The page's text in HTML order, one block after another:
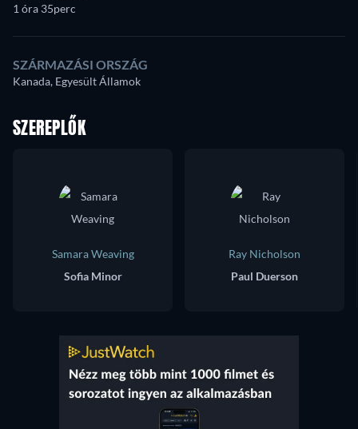
1 óra 35perc
SZÁRMAZÁSI ORSZÁG
Kanada, Egyesült Államok
SZEREPLŐK
Samara Weaving
Sofia Minor
Ray Nicholson
Paul Duerson